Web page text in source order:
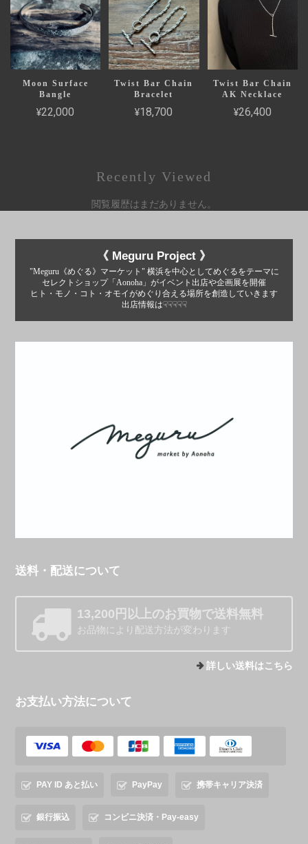
Moon Surface
Bangle
¥22,000
Twist Bar Chain
Bracelet
¥18,700
Twist Bar Chain
AK Necklace
¥26,400
Recently Viewed
閲覧履歴はまだありません。
《 Meguru Project 》
"Meguru《めぐる》マーケット" 横浜を中心としてめぐるをテーマに
セレクトショップ「Aonoha」がイベント出店や企画展を開催
ヒト・モノ・コト・オモイがめぐり合える場所を創造していきます
出店情報は☟☟☟☟☟
送料・配送について
13,200円以上のお買物で送料無料
お品物により配送方法が変わります
詳しい送料はこちら
お支払い方法について
PAY ID あと払い PayPay 携帯キャリア決済
銀行振込 コンビニ決済・Pay-easy